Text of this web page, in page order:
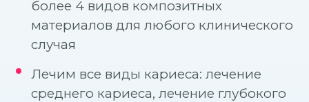
Компьютерная томография
Прицельный снимок (1 зуб)
Составление плана операции по результатам КТ
Панорамный снимок (все зубы)
3D-диагностика
более 4 видов композитных
материалов для любого клинического
случая
Лечим все виды кариеса: лечение
среднего кариеса, лечение глубокого